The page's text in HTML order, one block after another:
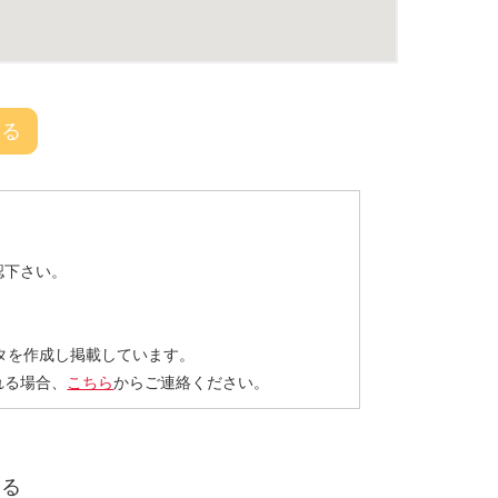
さい。
作成し掲載しています。
場合、 こちらからご連絡ください。